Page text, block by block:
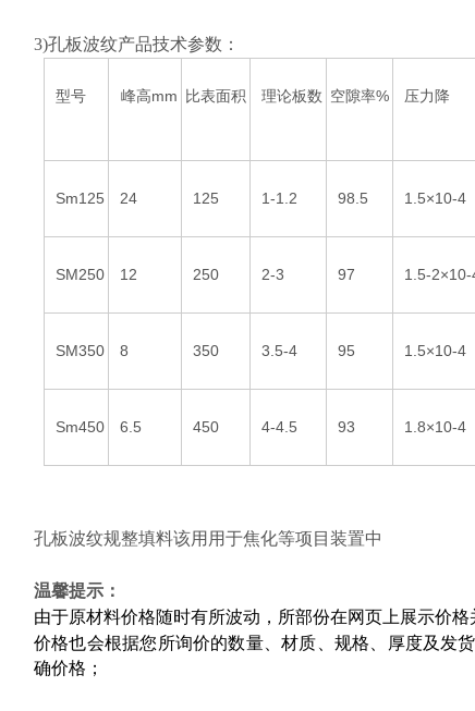
3)孔板波纹产品技术参数：
型号 峰高mm 比表面积 理论板数 空隙率% 压力降
Sm125 24 125 1-1.2 98.5 1.5×10-4
SM250 12 250 2-3 97 1.5-2×10-
SM350 8 350 3.5-4 95 1.5×10-4
Sm450 6.5 450 4-4.5 93 1.8×10-4
孔板波纹规整填料该用用于焦化等项目装置中
温馨提示：
由于原材料价格随时有所波动，所部份在网页上展示价格
价格也会根据您所询价的数量、材质、规格、厚度及发
确价格；